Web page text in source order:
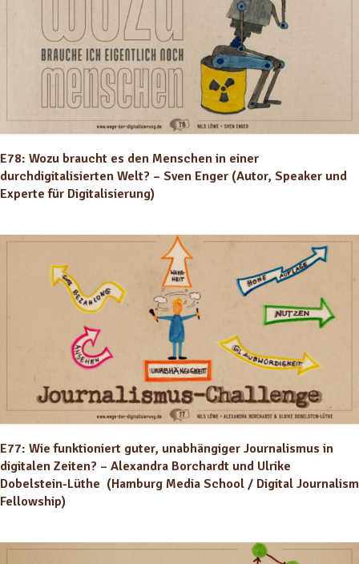
E78: Wozu braucht es den Menschen in einer
durchdigitalisierten Welt? – Sven Enger (Autor, Speaker und
Experte für Digitalisierung)
E77: Wie funktioniert guter, unabhängiger Journalismus in
digitalen Zeiten? – Alexandra Borchardt und Ulrike
Dobelstein-Lüthe (Hamburg Media School / Digital Journalism
Fellowship)